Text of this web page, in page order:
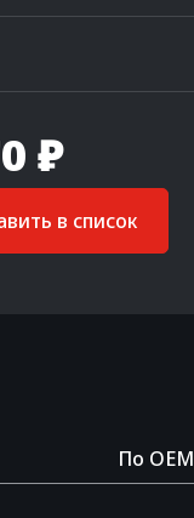
₽
в список
По OEM